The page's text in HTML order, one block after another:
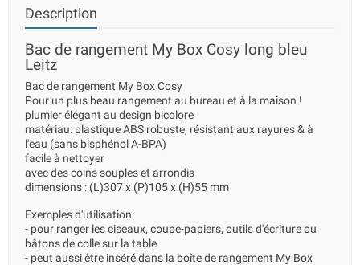
Description
Bac de rangement My Box Cosy long bleu
Leitz
Bac de rangement My Box Cosy
Pour un plus beau rangement au bureau et à la maison !
plumier élégant au design bicolore
matériau: plastique ABS robuste, résistant aux rayures & à
l'eau (sans bisphénol A-BPA)
facile à nettoyer
avec des coins souples et arrondis
dimensions : (L)307 x (P)105 x (H)55 mm
Exemples d'utilisation:
- pour ranger les ciseaux, coupe-papiers, outils d'écriture ou
bâtons de colle sur la table
- peut aussi être inséré dans la boîte de rangement My Box